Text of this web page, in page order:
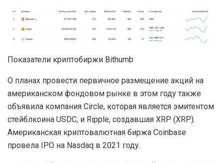
Показатели криптобиржи Bithumb
О планах провести первичное размещение акций на
американском фондовом рынке в этом году также
объявила компания Circle, которая является эмитентом
стейблкоина USDC, и Ripple, создавшая XRP (XRP).
Американская криптовалютная биржа Coinbase
провела IPO на Nasdaq в 2021 году.